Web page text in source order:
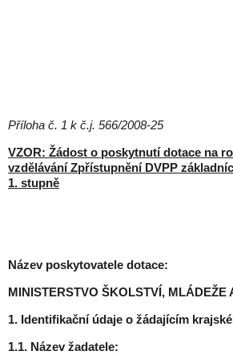
Příloha č. 1 k č.j. 566/2008-25
VZOR: Žádost o poskytnutí dotace na
vzdělávání Zpřístupnění DVPP
1. stupně
Název poskytovatele dotace:
MINISTERSTVO ŠKOLSTVÍ, MLÁDEŽE
1. Identifikační údaje o žádajícím
1.1. Název žadatele: